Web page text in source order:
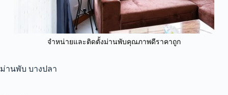
จำหน่ายและติดตั้งม่านพับคุณภาพดีราคาถูก
ม่านพับ บางปลา